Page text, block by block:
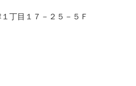
丁目１７－２５－５Ｆ